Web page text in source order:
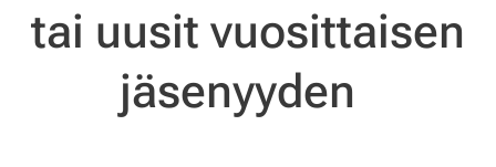
tai uusit vuosittaisen
jäsenyyden